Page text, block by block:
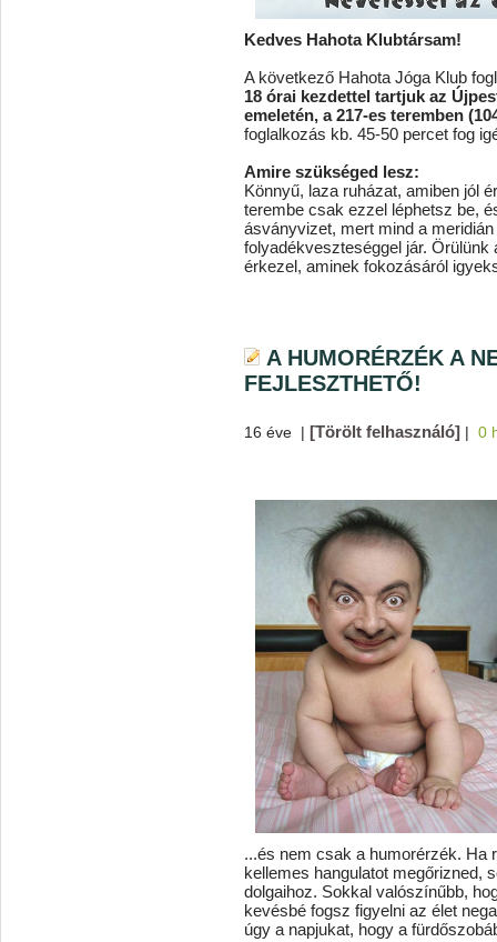
Kedves Hahota Klubtársam!
A következő Hahota Jóga Klub
18 órai kezdettel tartjuk az
emeletén, a 217-es teremben
foglalkozás kb. 45-50 percet fog
Amire szükséged lesz:
Könnyű, laza ruházat, amiben jól
terembe csak ezzel léphetsz be,
ásványvizet, mert mind a
folyadékveszteséggel jár.
érkezel, aminek fokozásáról
A HUMORÉRZÉK A
FEJLESZTHETŐ!
16 éve | [Törölt felhasználó] | 0
...és nem csak a humorérzék. Ha
kellemes hangulatot megőrizned,
dolgaihoz. Sokkal valószínűbb,
kevésbé fogsz figyelni az élet
úgy a napjukat, hogy a